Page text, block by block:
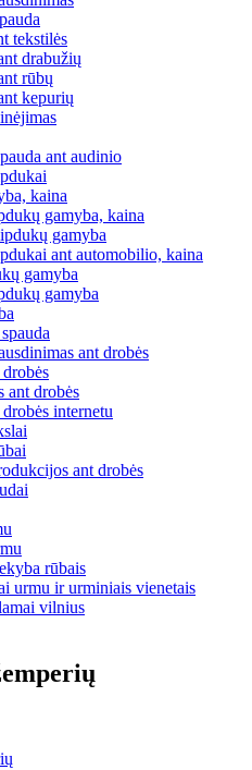
tekstilės
drabužių
rūbų
kepurių
ant audinio
kaina
gamyba, kaina
gamyba
ant automobilio, kaina
gamyba
gamyba
ant drobės
ant drobės
internetu
ant drobės
rūbais
urmu ir urminiais vienetais
vilnius